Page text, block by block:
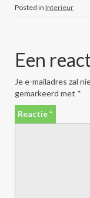
Posted in Interieur
Een
Je e-mailadres zal
gemarkeerd met *
Reactie*